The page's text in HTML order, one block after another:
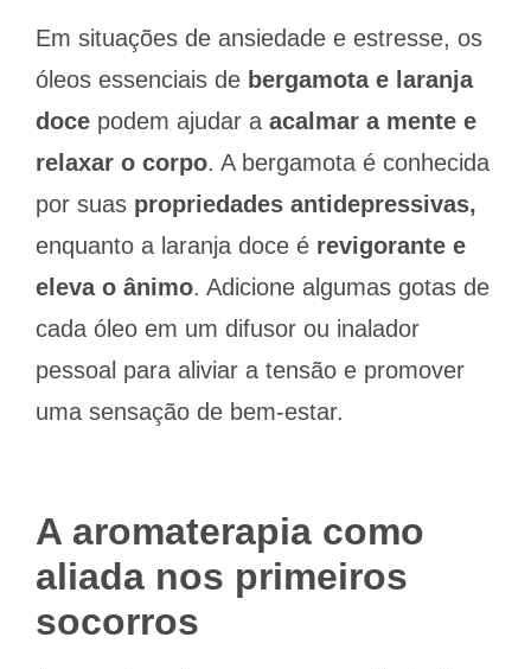
Em situações de ansiedade e estresse, os
óleos essenciais de bergamota e laranja
doce podem ajudar a acalmar a mente e
relaxar o corpo. A bergamota é conhecida
por suas propriedades antidepressivas,
enquanto a laranja doce é revigorante e
eleva o ânimo. Adicione algumas gotas de
cada óleo em um difusor ou inalador
pessoal para aliviar a tensão e promover
uma sensação de bem-estar.
A aromaterapia como
aliada nos primeiros
socorros